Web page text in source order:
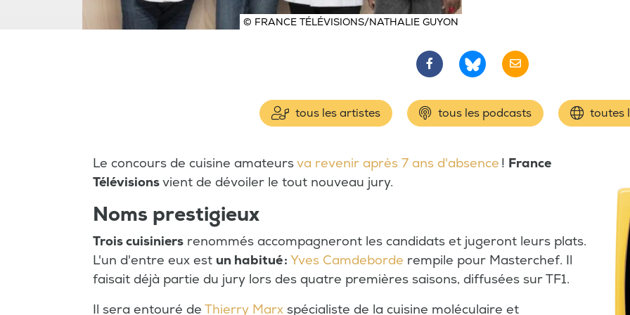
© FRANCE TÉLÉVISIONS/NATHALIE GUYON
tous les artistes tous les podcasts toutes
Le concours de cuisine amateursva revenir après 7 ans d'absence ! France
Télévisionsvient de dévoiler le tout nouveau jury.
Noms prestigieux
Trois cuisiniers renommés accompagneront les candidats et jugeront leurs plats.
L'un d'entre eux est un habitué : Yves Camdeborde rempile pour Masterchef. Il
faisait déjà partie du jury lors des quatre premières saisons, diffusées sur TF1.
Il sera entouré de Thierry Marx spécialiste de la cuisine moléculaire et